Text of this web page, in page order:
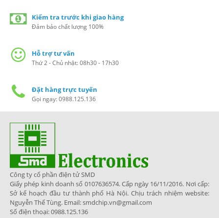
Kiểm tra trước khi giao hàng
Đảm bảo chất lượng 100%
Hỗ trợ tư vấn
Thứ 2 - Chủ nhật: 08h30 - 17h30
Đặt hàng trực tuyến
Gọi ngay: 0988.125.136
Công ty cổ phần điện tử SMD
Giấy phép kinh doanh số 0107636574. Cấp ngày 16/11/2016. Nơi cấp:
Sở kế hoạch đầu tư thành phố Hà Nội. Chịu trách nhiệm website:
Nguyễn Thế Tùng. Email: smdchip.vn@gmail.com
Số điện thoại: 0988.125.136